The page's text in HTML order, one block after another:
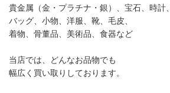
貴金属（金・プラチナ・銀）、宝石、時計、
バッグ、小物、洋服、靴、毛皮、
着物、骨董品、美術品、食器など
当店では、どんなお品物でも
幅広く買い取りしております。